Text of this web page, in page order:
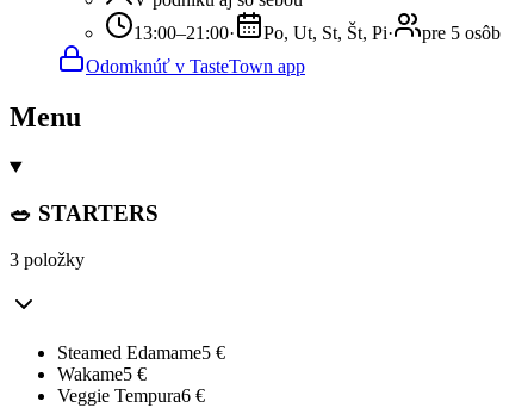
13:00–21:00· Po, Ut, St, Št, Pi·
pre 5 osôb
Odomknúť v TasteTown app
Menu
🥗 STARTERS
3 položky
Steamed Edamame5 €
Wakame5 €
Veggie Tempura6 €